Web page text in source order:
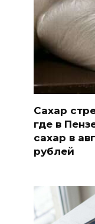
Сахар
где в
сахар в
рублей